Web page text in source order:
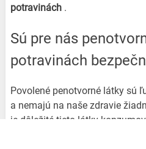
potravinách.
Sú pre nás penotvorné látky v
potravinách
Povolené penotvorné látky sú
a nemajú na naše zdravie
je dôležité tieto látky